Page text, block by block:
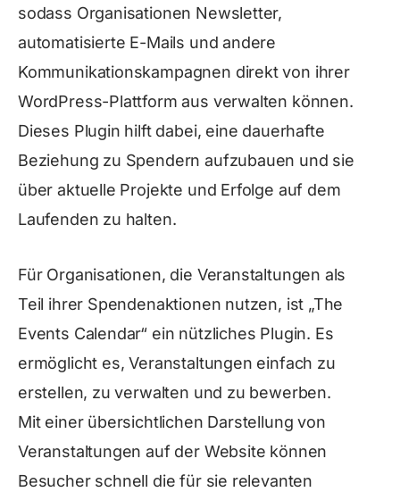
sodass Organisationen Newsletter,
automatisierte E-Mails und andere
Kommunikationskampagnen direkt von ihrer
WordPress-Plattform aus verwalten können.
Dieses Plugin hilft dabei, eine dauerhafte
Beziehung zu Spendern aufzubauen und sie
über aktuelle Projekte und Erfolge auf dem
Laufenden zu halten.
Für Organisationen, die Veranstaltungen als
Teil ihrer Spendenaktionen nutzen, ist „The
Events Calendar“ ein nützliches Plugin. Es
ermöglicht es, Veranstaltungen einfach zu
erstellen, zu verwalten und zu bewerben.
Mit einer übersichtlichen Darstellung von
Veranstaltungen auf der Website können
Besucher schnell die für sie relevanten